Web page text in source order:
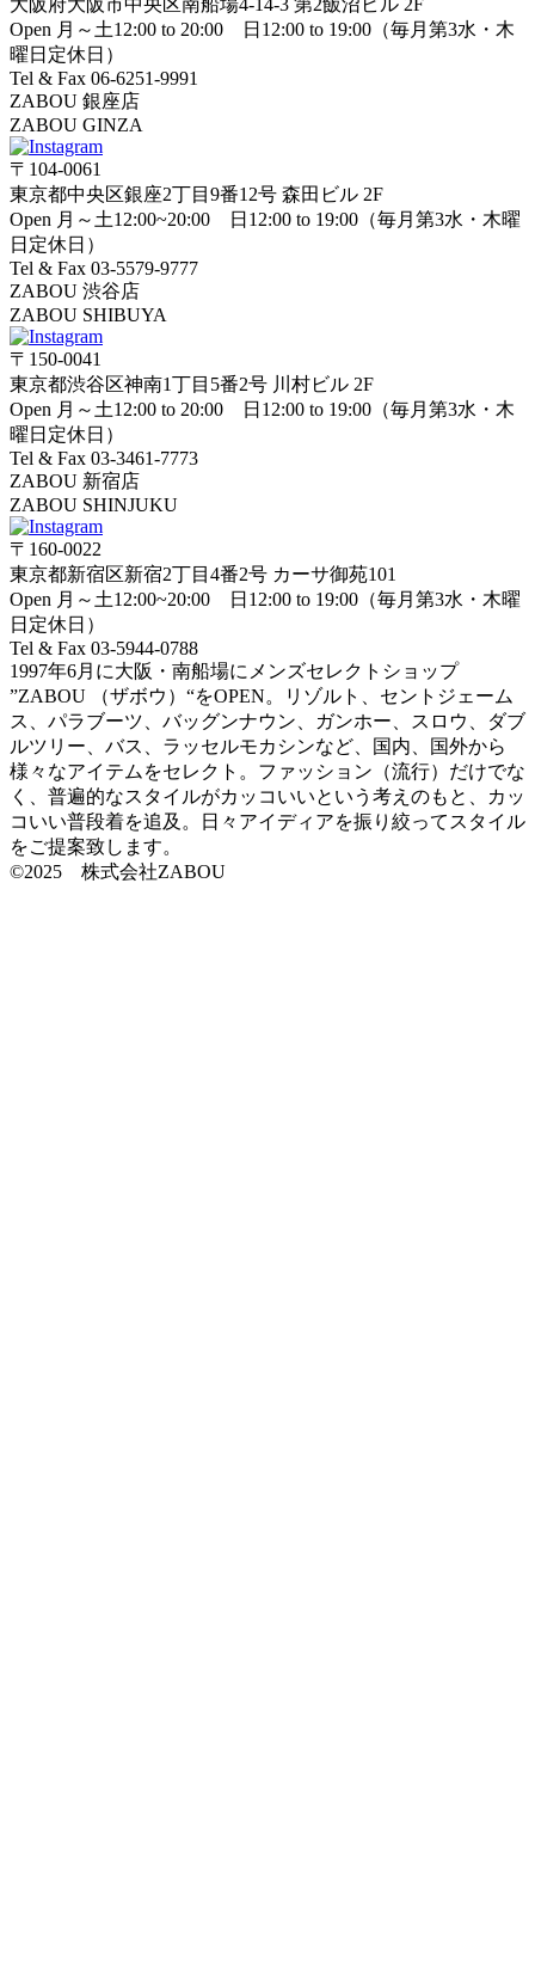
Open 月～土12:00 to 20:00 日12:00 to 19:00（毎月第3水・木
曜日定休日）
Tel & Fax 06-6251-9991
ZABOU 銀座店
ZABOU GINZA
〒104-0061
東京都中央区銀座2丁目9番12号 森田ビル 2F
Open 月～土12:00~20:00 日12:00 to 19:00（毎月第3水・木曜
日定休日）
Tel & Fax 03-5579-9777
ZABOU 渋谷店
ZABOU SHIBUYA
〒150-0041
東京都渋谷区神南1丁目5番2号 川村ビル 2F
Open 月～土12:00 to 20:00 日12:00 to 19:00（毎月第3水・木
曜日定休日）
Tel & Fax 03-3461-7773
ZABOU 新宿店
ZABOU SHINJUKU
〒160-0022
東京都新宿区新宿2丁目4番2号 カーサ御苑101
Open 月～土12:00~20:00 日12:00 to 19:00（毎月第3水・木曜
日定休日）
Tel & Fax 03-5944-0788
1997年6月に大阪・南船場にメンズセレクトショップ
”ZABOU （ザボウ）“をOPEN。リゾルト、セントジェーム
ス、パラブーツ、バッグンナウン、ガンホー、スロウ、ダブ
ルツリー、バス、ラッセルモカシンなど、国内、国外から
様々なアイテムをセレクト。ファッション（流行）だけでな
く、普遍的なスタイルがカッコいいという考えのもと、カッ
コいい普段着を追及。日々アイディアを振り絞ってスタイル
をご提案致します。
©2025 株式会社ZABOU